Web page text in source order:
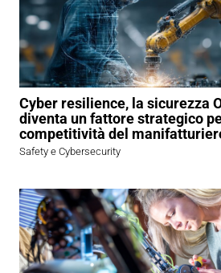
Cyber resilience, la sicurezza
diventa un fattore strategico
competitività del
Safety e Cybersecurity